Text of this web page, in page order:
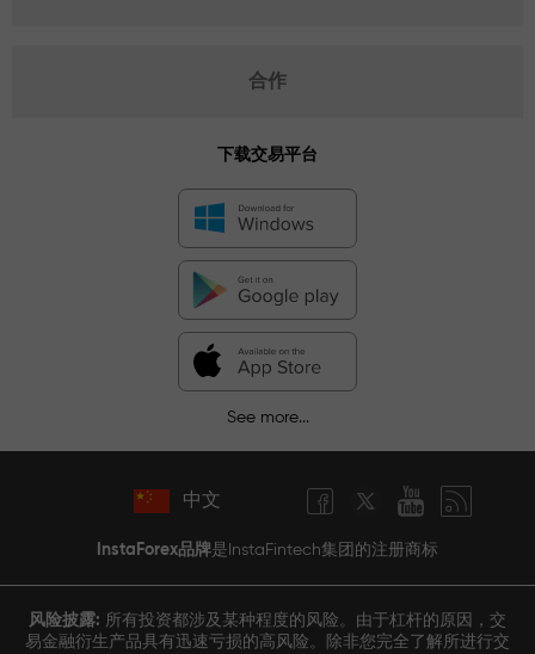
合作
下载交易平台
See more...
中文
InstaForex品牌是InstaFintech集团的注册商标
风险披露: 所有投资都涉及某种程度的风险。由于杠杆的原因，交
易金融衍生产品具有迅速亏损的高风险。除非您完全了解所进行交